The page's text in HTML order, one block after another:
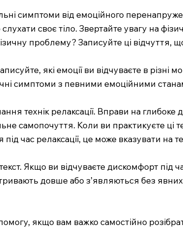
симптоми від емоційного
своє тіло. Звертайте увагу на
проблему? Записуйте ці відчуття,
які емоції ви відчуваєте в
симптоми з певними емоційними
технік релаксації. Вправи на
самопочуття. Коли ви практикуєте ці
час релаксації, це може вказувати на
Якщо ви відчуваєте дискомфорт під
довше або з’являються без
якщо вам важко самостійно